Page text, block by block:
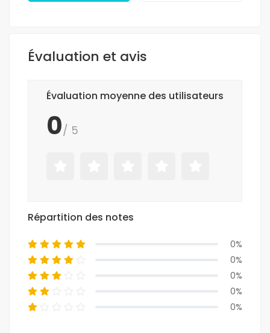
Évaluation et avis
Évaluation moyenne des utilisateurs
0/ 5
Répartition des notes
0%
0%
0%
0%
0%